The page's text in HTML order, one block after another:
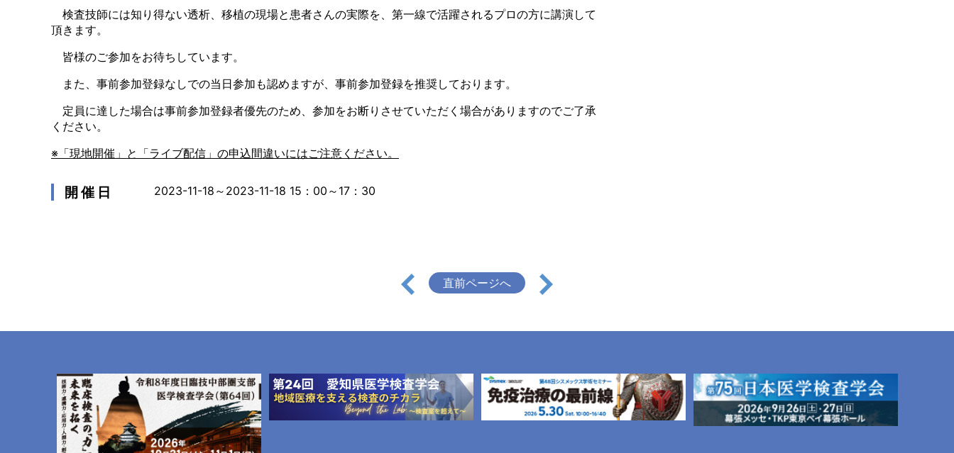
検査技師には知り得ない透析、移植の現場と患者さんの実際を、第一線で活躍されるプロの方に講演して
頂きます。
皆様のご参加をお待ちしています。
また、事前参加登録なしでの当日参加も認めますが、事前参加登録を推奨しております。
定員に達した場合は事前参加登録者優先のため、参加をお断りさせていただく場合がありますのでご了承
ください。
※「現地開催」と「ライブ配信」の申込間違いにはご注意ください。
開 催 日 2023-11-18～2023-11-18 15：00～17：30
直前ページへ